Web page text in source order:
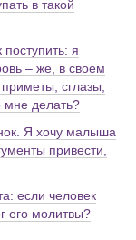
в такой
я
– же, в своем
сглазы,
делать?
Я хочу малыша
привести,
если человек
его молитвы?